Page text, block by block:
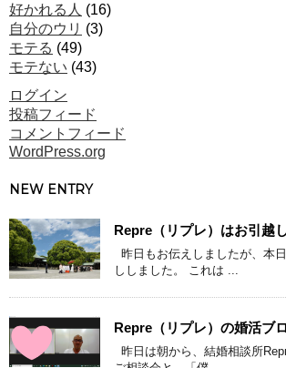
好かれる人 (16)
自分のウリ (3)
モテる (49)
モテない (43)
ログイン
投稿フィード
コメントフィード
WordPress.org
NEW ENTRY
Repre（リプレ）はお引越
昨日もお伝えしましたが、本
ししました。 これは ...
Repre（リプレ）の婚活ブ
昨日は朝から、結婚相談所